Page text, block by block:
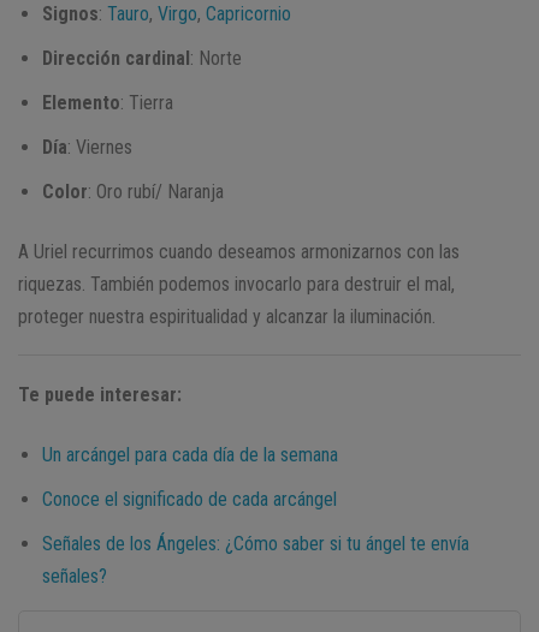
Signos: Tauro, Virgo, Capricornio
Dirección cardinal: Norte
Elemento: Tierra
Día: Viernes
Color: Oro rubí/ Naranja
A Uriel recurrimos cuando deseamos armonizarnos con las
riquezas. También podemos invocarlo para destruir el mal,
proteger nuestra espiritualidad y alcanzar la iluminación.
Te puede interesar:
Un arcángel para cada día de la semana
Conoce el significado de cada arcángel
Señales de los Ángeles: ¿Cómo saber si tu ángel te envía
señales?